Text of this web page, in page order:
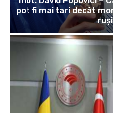
pot fi mai tari decât